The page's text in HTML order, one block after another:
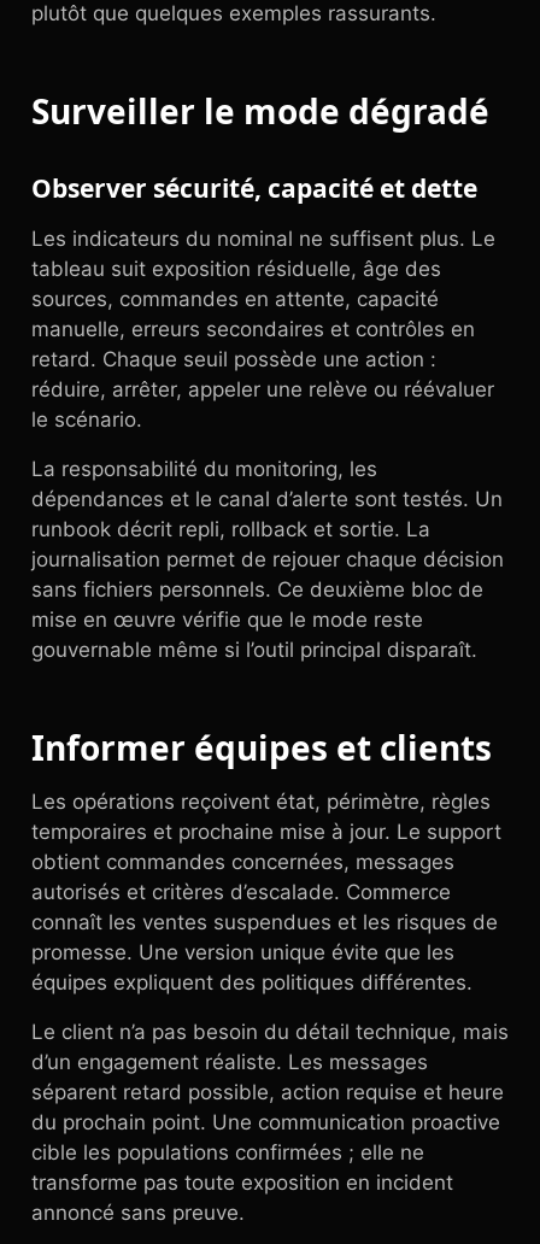
plutôt que quelques exemples rassurants.
Surveiller le mode dégradé
Observer sécurité, capacité et dette
Les indicateurs du nominal ne suffisent plus. Le
tableau suit exposition résiduelle, âge des
sources, commandes en attente, capacité
manuelle, erreurs secondaires et contrôles en
retard. Chaque seuil possède une action :
réduire, arrêter, appeler une relève ou réévaluer
le scénario.
La responsabilité du monitoring, les
dépendances et le canal d’alerte sont testés. Un
runbook décrit repli, rollback et sortie. La
journalisation permet de rejouer chaque décision
sans fichiers personnels. Ce deuxième bloc de
mise en œuvre vérifie que le mode reste
gouvernable même si l’outil principal disparaît.
Informer équipes et clients
Les opérations reçoivent état, périmètre, règles
temporaires et prochaine mise à jour. Le support
obtient commandes concernées, messages
autorisés et critères d’escalade. Commerce
connaît les ventes suspendues et les risques de
promesse. Une version unique évite que les
équipes expliquent des politiques différentes.
Le client n’a pas besoin du détail technique, mais
d’un engagement réaliste. Les messages
séparent retard possible, action requise et heure
du prochain point. Une communication proactive
cible les populations confirmées ; elle ne
transforme pas toute exposition en incident
annoncé sans preuve.